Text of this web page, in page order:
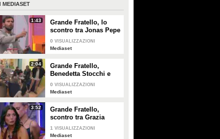
MEDIASET
1:43
Grande Fratello, lo
scontro tra Jonas Pepe
e Domenico D'Alterio
0 VISUALIZZAZIONI
Mediaset
2:04
Grande Fratello,
Benedetta Stocchi e
Francesca Carrara:
discussione in camera
0 VISUALIZZAZIONI
Mediaset
3:52
Grande Fratello,
scontro tra Grazia
Kendi e Simone De
Bianchi
1 VISUALIZZAZIONI
Mediaset